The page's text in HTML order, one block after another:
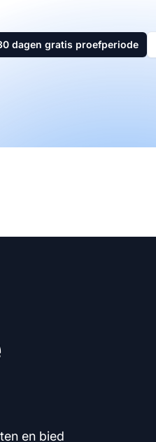
dagen gratis proefperiode
en bied